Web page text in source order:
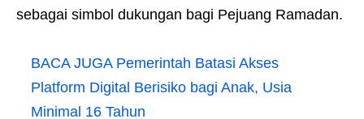
sebagai simbol dukungan bagi Pejuang Ramadan.
BACA JUGA Pemerintah Batasi Akses
Platform Digital Berisiko bagi Anak, Usia
Minimal 16 Tahun